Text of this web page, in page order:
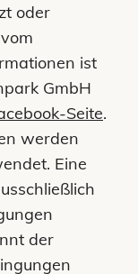
oder
ist
GmbH
Seite.
werden
Eine
der